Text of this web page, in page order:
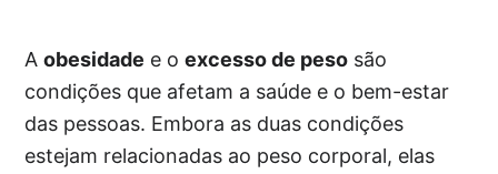
Aobesidade e oexcesso de peso são
condições que afetam a saúde e o bem-estar
das pessoas. Embora as duas condições
estejam relacionadas ao peso corporal, elas